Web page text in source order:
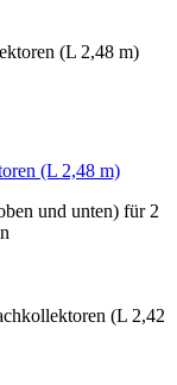
(L 2,48 m)
und unten) für 2